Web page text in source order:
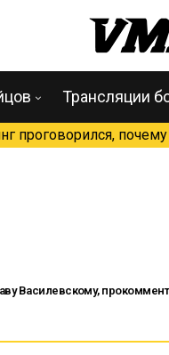
Трансляции
проговорился,
Василевскому,